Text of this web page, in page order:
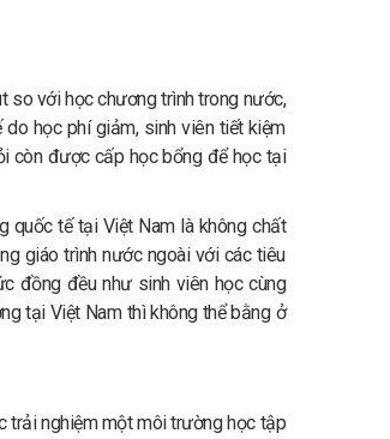
so với học chương trình trong nước,
học phí giảm, sinh viên tiết kiệm
còn được cấp học bổng để học tại
quốc tế tại Việt Nam là không chất
giáo trình nước ngoài với các tiêu
đồng đều như sinh viên học cùng
tại Việt Nam thì không thể bằng ở
trải nghiệm một môi trường học tập